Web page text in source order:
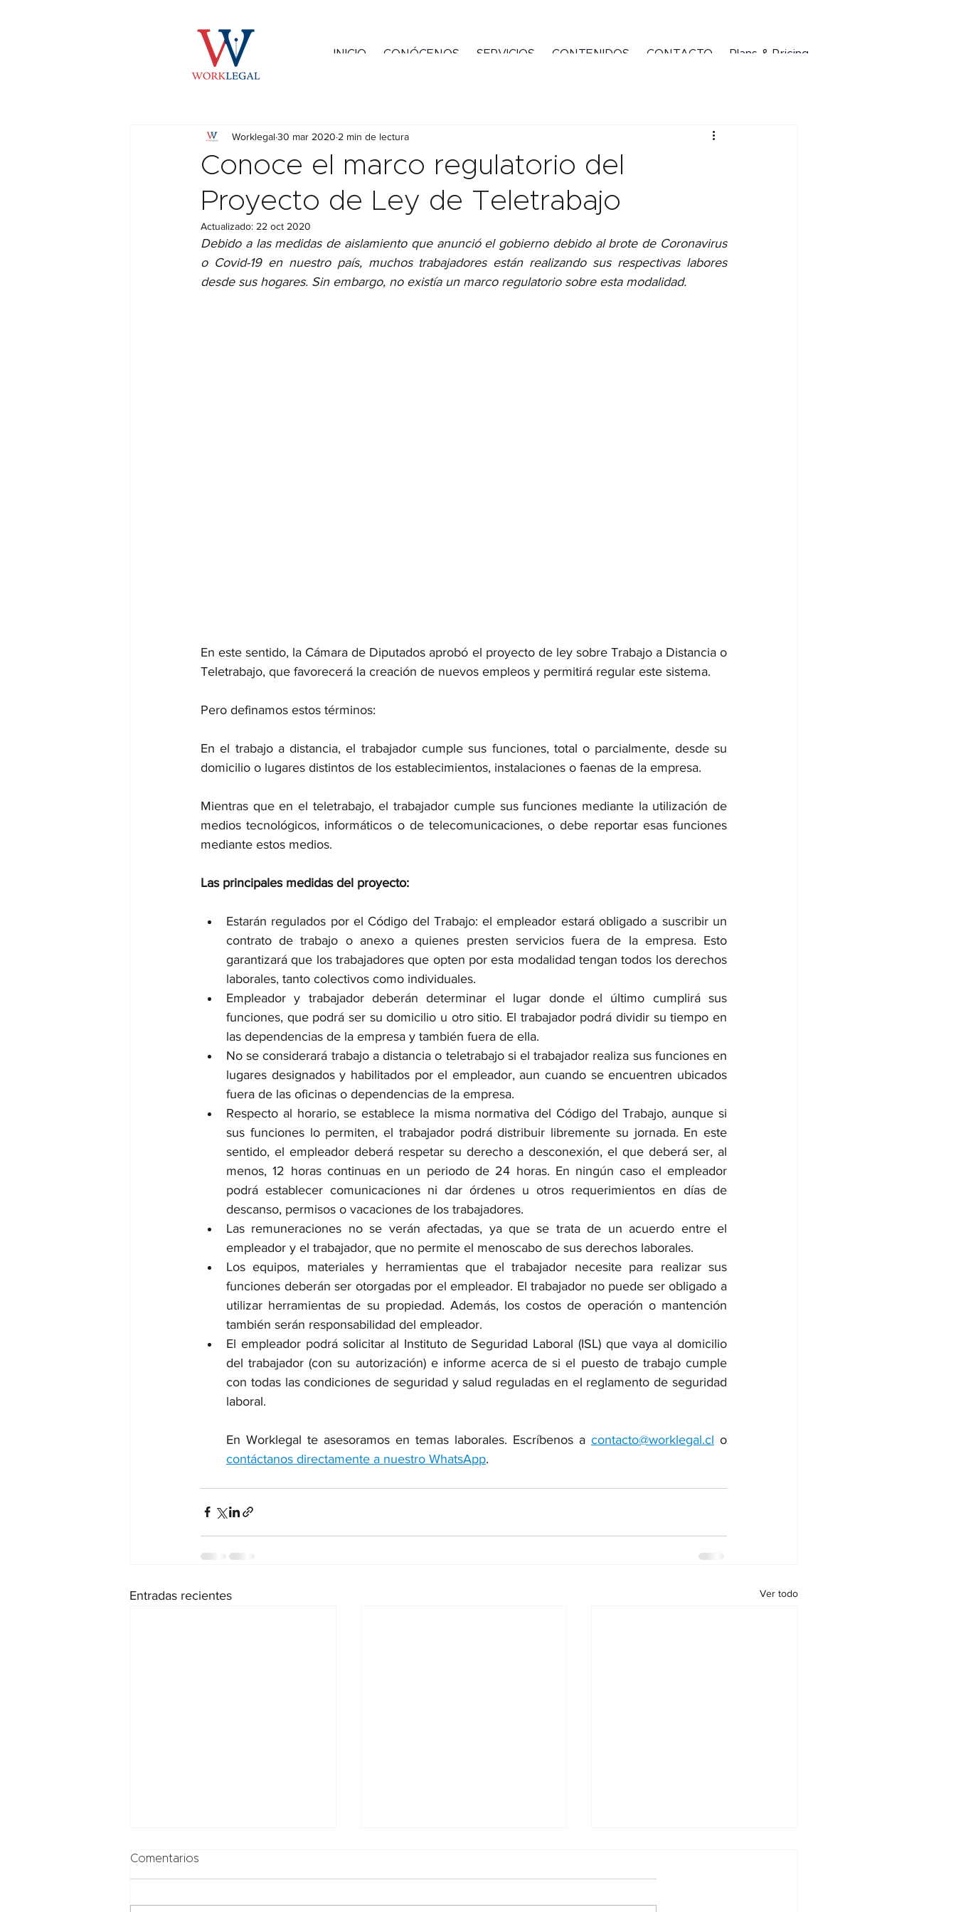
INICIO CONÓCENOS SERVICIOS CONTENIDOS CONTACTO Plans & Pricing
Conoce el marco regulatorio del
Proyecto de Ley de Teletrabajo
Worklegal 30 mar 2020 2 min de lectura
Actualizado: 22 oct 2020
Debido a las medidas de aislamiento que anunció el gobierno debido al brote de Coronavirus
o Covid-19 en nuestro país, muchos trabajadores están realizando sus respectivas labores
desde sus hogares. Sin embargo, no existía un marco regulatorio sobre esta modalidad.
En este sentido, la Cámara de Diputados aprobó el proyecto de ley sobre Trabajo a Distancia o
Teletrabajo, que favorecerá la creación de nuevos empleos y permitirá regular este sistema.
Pero definamos estos términos:
En el trabajo a distancia, el trabajador cumple sus funciones, total o parcialmente, desde su
domicilio o lugares distintos de los establecimientos, instalaciones o faenas de la empresa.
Mientras que en el teletrabajo, el trabajador cumple sus funciones mediante la utilización de
medios tecnológicos, informáticos o de telecomunicaciones, o debe reportar esas funciones
mediante estos medios.
Las principales medidas del proyecto:
Estarán regulados por el Código del Trabajo: el empleador estará obligado a suscribir un
contrato de trabajo o anexo a quienes presten servicios fuera de la empresa. Esto
garantizará que los trabajadores que opten por esta modalidad tengan todos los derechos
laborales, tanto colectivos como individuales.
Empleador y trabajador deberán determinar el lugar donde el último cumplirá sus
funciones, que podrá ser su domicilio u otro sitio. El trabajador podrá dividir su tiempo en
las dependencias de la empresa y también fuera de ella.
No se considerará trabajo a distancia o teletrabajo si el trabajador realiza sus funciones en
lugares designados y habilitados por el empleador, aun cuando se encuentren ubicados
fuera de las oficinas o dependencias de la empresa.
Respecto al horario, se establece la misma normativa del Código del Trabajo, aunque si
sus funciones lo permiten, el trabajador podrá distribuir libremente su jornada. En este
sentido, el empleador deberá respetar su derecho a desconexión, el que deberá ser, al
menos, 12 horas continuas en un periodo de 24 horas. En ningún caso el empleador
podrá establecer comunicaciones ni dar órdenes u otros requerimientos en días de
descanso, permisos o vacaciones de los trabajadores.
Las remuneraciones no se verán afectadas, ya que se trata de un acuerdo entre el
empleador y el trabajador, que no permite el menoscabo de sus derechos laborales.
Los equipos, materiales y herramientas que el trabajador necesite para realizar sus
funciones deberán ser otorgadas por el empleador. El trabajador no puede ser obligado a
utilizar herramientas de su propiedad. Además, los costos de operación o mantención
también serán responsabilidad del empleador.
El empleador podrá solicitar al Instituto de Seguridad Laboral (ISL) que vaya al domicilio
del trabajador (con su autorización) e informe acerca de si el puesto de trabajo cumple
con todas las condiciones de seguridad y salud reguladas en el reglamento de seguridad
laboral.
En Worklegal te asesoramos en temas laborales. Escríbenos a contacto@worklegal.cl
contáctanos directamente a nuestro WhatsApp.
Entradas recientes Ver todo
Comentarios